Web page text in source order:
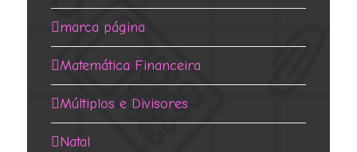
marca página
Matemática Financeira
Múltiplos e Divisores
Natal